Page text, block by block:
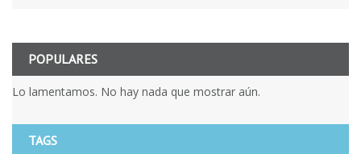
POPULARES
Lo lamentamos. No hay nada que mostrar aún.
TAGS